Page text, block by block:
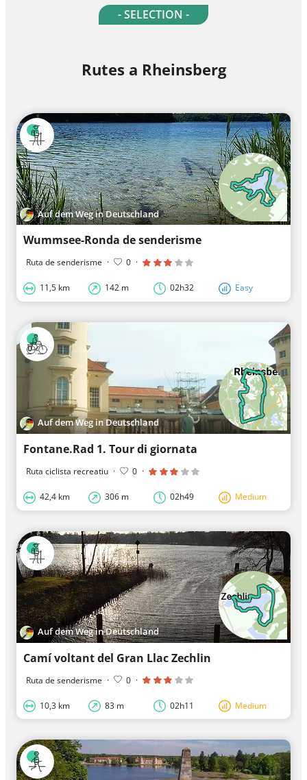
- SELECTION -
Rutes a Rheinsberg
Auf dem Weg in Deutschland
Wummsee-Ronda de senderisme
Ruta de senderisme · 0 ·
11,5 km 142 m 02h32 Easy
Auf dem Weg in Deutschland
Fontane.Rad 1. Tour di giornata
Ruta ciclista recreatiu · 0 ·
42,4 km 306 m 02h49 Medium
Auf dem Weg in Deutschland
Camí voltant del Gran Llac Zechlin
Ruta de senderisme · 0 ·
10,3 km 83 m 02h11 Medium